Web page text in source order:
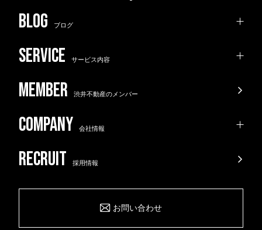
ブログ
サービス内容
渋井不動産のメンバー
会社情報
採用情報
お問い合わせ